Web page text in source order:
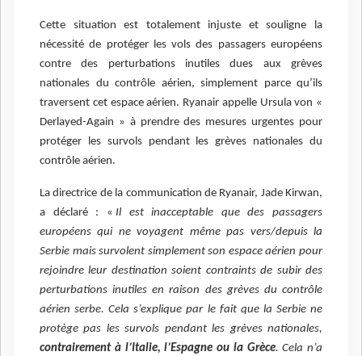
Cette situation est totalement injuste et souligne la
nécessité de protéger les vols des passagers européens
contre des perturbations inutiles dues aux grèves
nationales du contrôle aérien, simplement parce qu’ils
traversent cet espace aérien. Ryanair appelle Ursula von «
Derlayed-Again » à prendre des mesures urgentes pour
protéger les survols pendant les grèves nationales du
contrôle aérien.
La directrice de la communication de Ryanair, Jade Kirwan,
a déclaré : « Il est inacceptable que des passagers
européens qui ne voyagent même pas vers/depuis la
Serbie mais survolent simplement son espace aérien pour
rejoindre leur destination soient contraints de subir des
perturbations inutiles en raison des grèves du contrôle
aérien serbe. Cela s’explique par le fait que la Serbie ne
protège pas les survols pendant les grèves nationales,
contrairement à l’Italie, l’Espagne ou la Grèce. Cela n’a